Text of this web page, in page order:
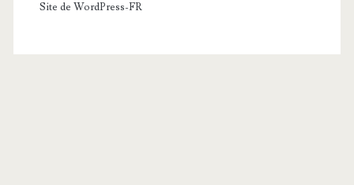
Site de WordPress-FR